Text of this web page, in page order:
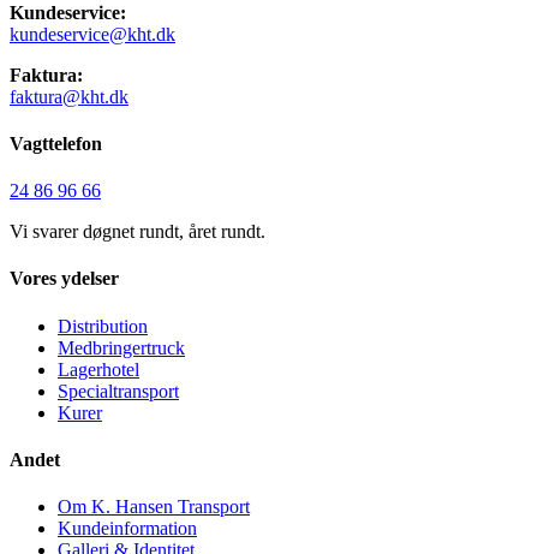
Kundeservice:
kundeservice@kht.dk
Faktura:
faktura@kht.dk
Vagttelefon
24 86 96 66
Vi svarer døgnet rundt, året rundt.
Vores ydelser
Distribution
Medbringertruck
Lagerhotel
Specialtransport
Kurer
Andet
Om K. Hansen Transport
Kundeinformation